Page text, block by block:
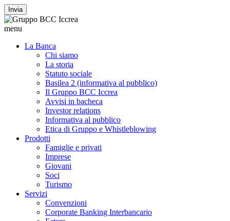
Invia
menu
La Banca
Chi siamo
La storia
Statuto sociale
Basilea 2 (informativa al pubblico)
Il Gruppo BCC Iccrea
Avvisi in bacheca
Investor relations
Informativa al pubblico
Etica di Gruppo e Whistleblowing
Prodotti
Famiglie e privati
Imprese
Giovani
Soci
Turismo
Servizi
Convenzioni
Corporate Banking Interbancario